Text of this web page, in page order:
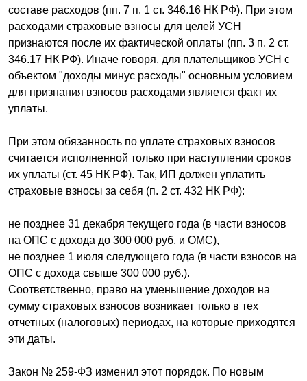
составе расходов (пп. 7 п. 1 ст. 346.16 НК РФ). При этом
расходами страховые взносы для целей УСН
признаются после их фактической оплаты (пп. 3 п. 2 ст.
346.17 НК РФ). Иначе говоря, для плательщиков УСН с
объектом "доходы минус расходы" основным условием
для признания взносов расходами является факт их
уплаты.
При этом обязанность по уплате страховых взносов
считается исполненной только при наступлении сроков
их уплаты (ст. 45 НК РФ). Так, ИП должен уплатить
страховые взносы за себя (п. 2 ст. 432 НК РФ):
не позднее 31 декабря текущего года (в части взносов
на ОПС с дохода до 300 000 руб. и ОМС),
не позднее 1 июля следующего года (в части взносов на
ОПС с дохода свыше 300 000 руб.).
Соответственно, право на уменьшение доходов на
сумму страховых взносов возникает только в тех
отчетных (налоговых) периодах, на которые приходятся
эти даты.
Закон № 259-ФЗ изменил этот порядок. По новым